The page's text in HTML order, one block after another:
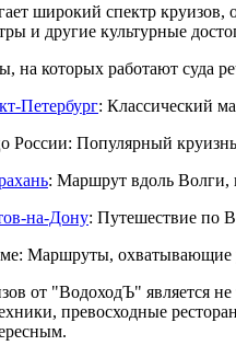
широкий спектр круизов,
и другие культурные
на которых работают суда
Петербург: Классический
России: Популярный
: Маршрут вдоль Волги,
на-Дону: Путешествие по
Маршруты, охватывающие
от "ВодоходЪ" является
превосходные